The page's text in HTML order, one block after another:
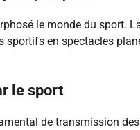
le monde du sport.
sportifs en spectacles
le sport
de transmission